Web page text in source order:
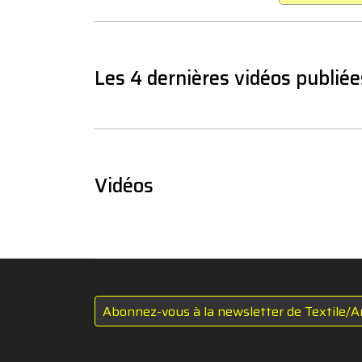
Les 4 dernières vidéos
Vidéos
Abonnez-vous à la newsletter de Textile/